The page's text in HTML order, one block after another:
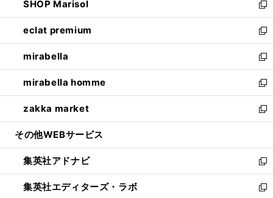
く
で
開
く
ド
ウ
で
開
く
ィ
ン
ド
ウ
で
開
く
い
ウ
ィ
ン
ド
ウ
で
開
く
SHOP Marisol
新
し
い
ウ
ィ
ン
ド
ウ
で
開
eclat premium
新
し
い
ウ
ィ
ン
ド
ウ
開
く
mirabella
新
し
い
ウ
ィ
ン
ウ
で
開
く
mirabella homme
新
し
い
ウ
ン
ド
ウ
で
zakka market
新
し
ウ
ィ
ン
ド
その他WEBサービス
集英社アドナビ
新
し
い
集英社エディターズ・ラボ
新